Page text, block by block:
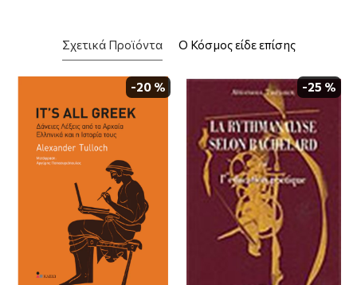
Σήμερα ενδιαφερόμαστε να μάθουμε τις
έρθει όμως μια μέρα που οι άνθρωποι δεν θα
νοιάζονται για το τι γέννησε την ομορφιά, δεν
θα νοιάζονται καν για τα ονόματα και τα
βιογραφικά στοιχεία των ποιητών, θα
νοιάζονται για την ίδια την ομορφιά· τότε θα
έχουμε μεταφράσεις όχι μόνο τόσο καλές (ήδη
τις έχουμε) αλλά και διάσημες, όπως
Όμηροςτου Chapman, ο Rabelaisτου Urquhart,
Οδύσσειατου Pope. Πιστεύω ότι αυτό είναι
μια κορυφαία στιγμή που πρέπει να
επιθυμήσουμε με αμετακίνητη προσήλωση.
Σχετικά Προϊόντα Ο Κόσμος είδε επίσης
-20 % -25 %